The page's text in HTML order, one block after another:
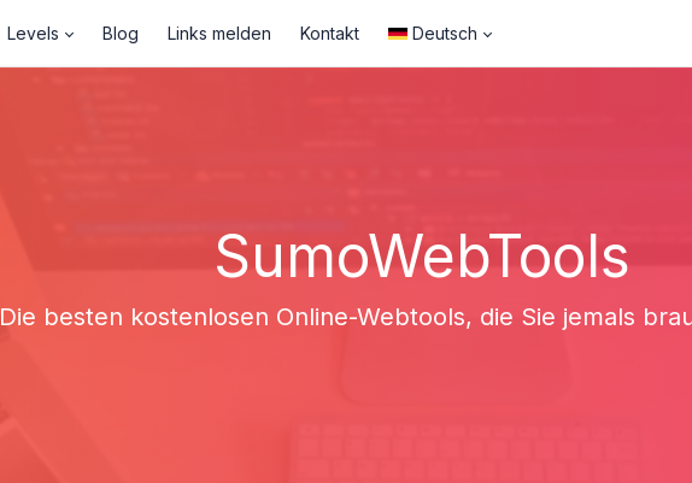
Levels Blog Links melden Kontakt Deutsch
SumoWebTools
Die besten kostenlosen Online-Webtools, die Sie jemals